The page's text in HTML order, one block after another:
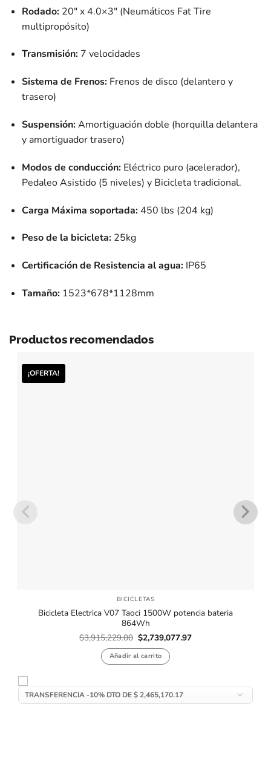
Rodado:20″ x 4.0×3″ (Neumáticos Fat Tire
multipropósito)
Transmisión:7 velocidades
Sistema de Frenos:Frenos de disco (delantero y
trasero)
Suspensión:Amortiguación doble (horquilla delantera
y amortiguador trasero)
Modos de conducción:Eléctrico puro (acelerador),
Pedaleo Asistido (5 niveles) y Bicicleta tradicional.
Carga Máxima soportada:450 lbs (204 kg)
Peso de la bicicleta:25kg
Certificación de Resistencia al agua:IP65
Tamaño:1523*678*1128mm
Productos recomendados
¡OFERTA!
BICICLETAS
Bicicleta Electrica V07 Taoci 1500W potencia bateria
864Wh
$3,915,229.00 El
precio
original
era:
$3,915,229.00.
$2,739,077.97El
Añadir al carrito